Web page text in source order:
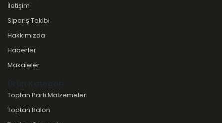
İletişim
Sipariş Takibi
Hakkımızda
Haberler
Makaleler
Toptan Parti Malzemeleri
Toptan Balon